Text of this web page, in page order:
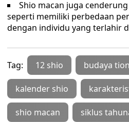
Shio macan juga
seperti memiliki perbedaan
dengan individu yang terlahir
Tag: 12 shio budaya
kalender shio
shio macan siklus